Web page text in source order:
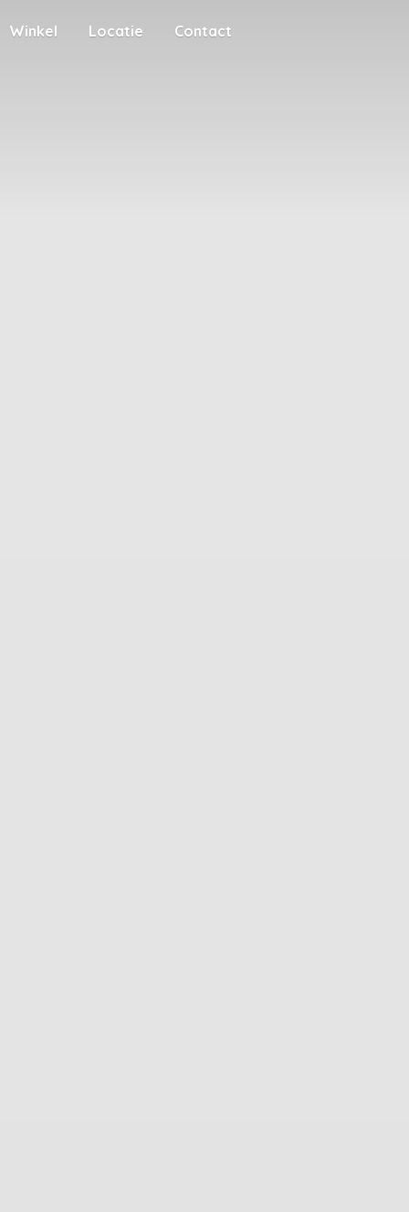
Winkel Locatie Contact